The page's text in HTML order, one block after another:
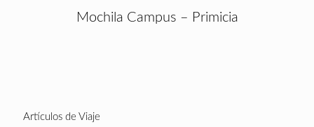
Mochila Campus – Primicia
Artículos de Viaje